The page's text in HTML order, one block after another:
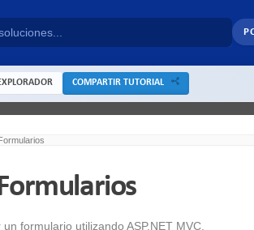
COMPARTIR TUTORIAL
formulario utilizando ASP.NET MVC.